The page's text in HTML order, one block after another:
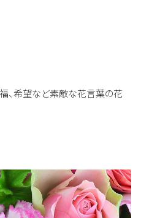
、希望など素敵な花言葉の花